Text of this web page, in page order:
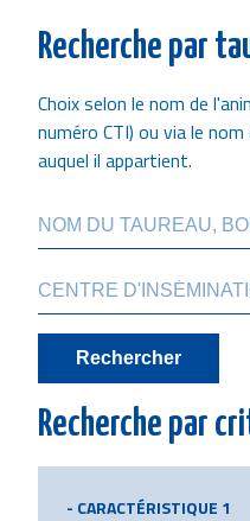
Recherche par
Choix selon le nom de
numéro CTI) ou via le
auquel il appartient.
Recherche par
CARACTÉRISTIQUE 1